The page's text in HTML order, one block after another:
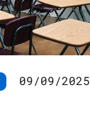
09/09/2025